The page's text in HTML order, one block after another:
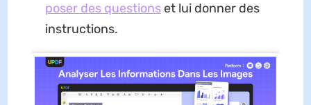
poser des questionset lui donner des
instructions.